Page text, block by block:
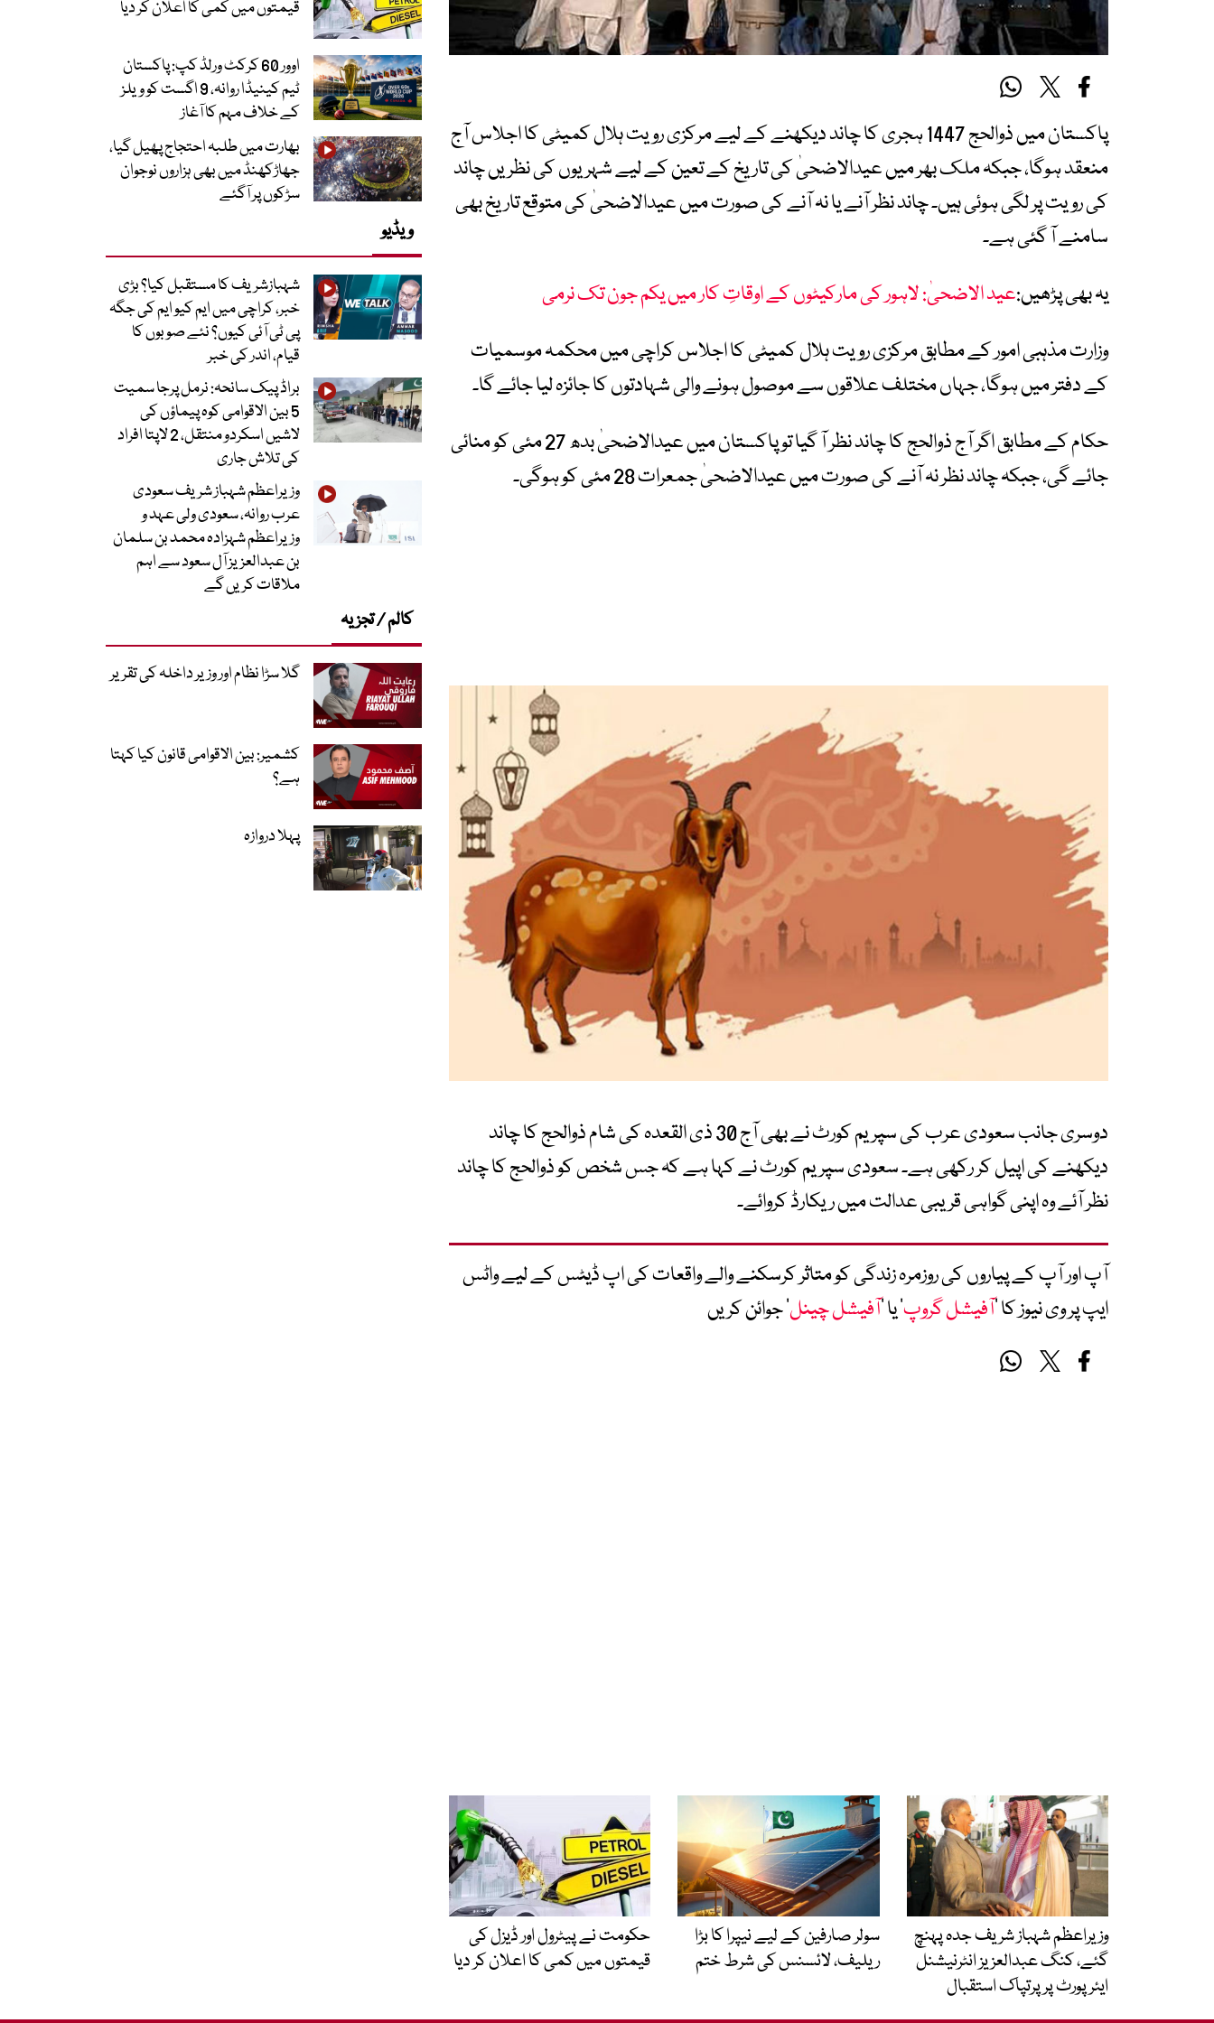
پاکستان میں ذوالحج 1447 ہجری کا چاند دیکھنے کے لیے مرکزی رویت ہلال کمیٹی کا اجلاس آج
منعقد ہوگا، جبکہ ملک بھر میں عیدالاضحیٰ کی تاریخ کے تعین کے لیے شہریوں کی نظریں چاند
کی رویت پر لگی ہوئی ہیں۔ چاند نظر آنے یا نہ آنے کی صورت میں عیدالاضحیٰ کی متوقع تاریخ بھی
سامنے آ گئی ہے۔
یہ بھی پڑھیں:عید الاضحیٰ: لاہور کی مارکیٹوں کے اوقاتِ کار میں یکم جون تک نرمی
وزارت مذہبی امور کے مطابق مرکزی رویت ہلال کمیٹی کا اجلاس کراچی میں محکمہ موسمیات
کے دفتر میں ہوگا، جہاں مختلف علاقوں سے موصول ہونے والی شہادتوں کا جائزہ لیا جائے گا۔
حکام کے مطابق اگر آج ذوالحج کا چاند نظر آ گیا تو پاکستان میں عیدالاضحیٰ بدھ 27 مئی کو منائی
جائے گی، جبکہ چاند نظر نہ آنے کی صورت میں عیدالاضحیٰ جمعرات 28 مئی کو ہوگی۔
دوسری جانب سعودی عرب کی سپریم کورٹ نے بھی آج 30 ذی القعدہ کی شام ذوالحج کا چاند
دیکھنے کی اپیل کر رکھی ہے۔ سعودی سپریم کورٹ نے کہا ہے کہ جس شخص کو ذوالحج کا چاند
نظر آئے وہ اپنی گواہی قریبی عدالت میں ریکارڈ کروائے۔
آپ اور آپ کے پیاروں کی روزمرہ زندگی کو متاثر کرسکنے والے واقعات کی اپ ڈیٹس کے لیے واٹس
ایپ پر وی نیوز کا ’آفیشل گروپ‘ یا ’آفیشل چینل‘ جوائن کریں
وزیراعظم شہباز شریف جدہ پہنچ
گئے، کنگ عبدالعزیز انٹرنیشنل
ایئر پورٹ پر پرتپاک استقبال
سولر صارفین کے لیے نیپرا کا بڑا
ریلیف، لائسنس کی شرط ختم
حکومت نے پیٹرول اور ڈیزل کی
قیمتوں میں کمی کا اعلان کر دیا
قیمتوں میں کمی کا اعلان کر دیا
اوور 60 کرکٹ ورلڈ کپ: پاکستان
ٹیم کینیڈا روانہ، 9 اگست کو ویلز
کے خلاف مہم کا آغاز
بھارت میں طلبہ احتجاج پھیل گیا،
جھاڑکھنڈ میں بھی ہزاروں نوجوان
سڑکوں پر آگئے
ویڈیو
شہبازشریف کا مستقبل کیا؟ بڑی
خبر، کراچی میں ایم کیو ایم کی جگہ
پی ٹی آئی کیوں؟ نئے صوبوں کا
قیام، اندر کی خبر
براڈ پیک سانحہ: نرمل پرجا سمیت
5 بین الاقوامی کوہ پیماؤں کی
لاشیں اسکردو منتقل، 2 لاپتا افراد
کی تلاش جاری
وزیراعظم شہباز شریف سعودی
عرب روانہ، سعودی ولی عہد و
وزیراعظم شہزادہ محمد بن سلمان
بن عبدالعزیز آل سعود سے اہم
ملاقات کریں گے
کالم / تجزیہ
گلا سڑا نظام اور وزیر داخلہ کی تقریر
کشمیر: بین الاقوامی قانون کیا کہتا
ہے؟
پہلا دروازہ